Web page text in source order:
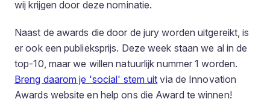
wij krijgen door deze nominatie.
Naast de awards die door de jury worden uitgereikt, is
er ook een publieksprijs. Deze week staan we al in de
top-10, maar we willen natuurlijk nummer 1 worden.
Breng daarom je 'social' stem uit via de Innovation
Awards website en help ons die Award te winnen!